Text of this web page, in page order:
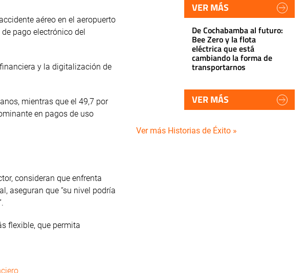
aéreo en el aeropuerto
pago electrónico del
y la digitalización de
mientras que el 49,7 por
en pagos de uso
consideran que enfrenta
aseguran que “su nivel podría
flexible, que permita
VER MÁS
De Cochabamba al futuro:
Bee Zero y la flota
eléctrica que está
cambiando la forma de
transportarnos
VER MÁS
Ver más Historias de Éxito »